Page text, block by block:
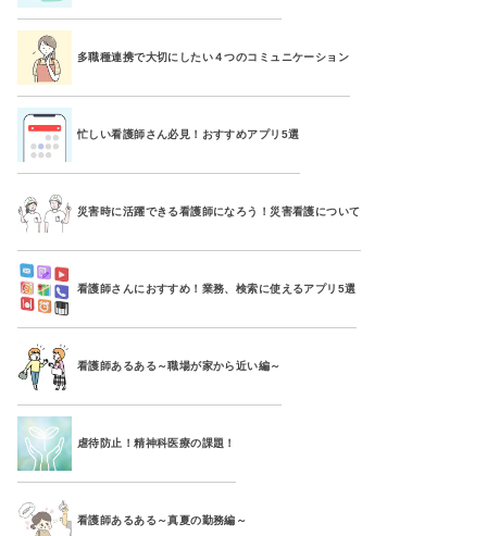
多職種連携で大切にしたい４つのコミュニケーション
忙しい看護師さん必見！おすすめアプリ5選
災害時に活躍できる看護師になろう！災害看護について
看護師さんにおすすめ！業務、検索に使えるアプリ5選
看護師あるある～職場が家から近い編～
虐待防止！精神科医療の課題！
看護師あるある～真夏の勤務編～